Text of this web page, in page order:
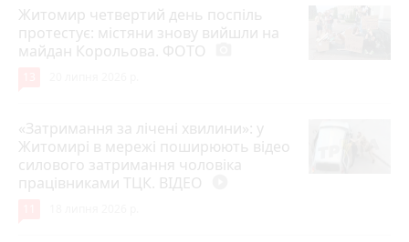
Житомир четвертий день поспіль
протестує: містяни знову вийшли на
майдан Корольова. ФОТО
«Затримання за лічені хвилини»: у
Житомирі в мережі поширюють відео
силового затримання чоловіка
працівниками ТЦК. ВІДЕО